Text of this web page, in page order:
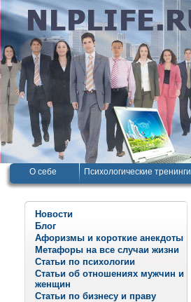
О себе Психологические тренинги
Новости
Блог
Афоризмы и короткие анекдоты
Метафоры на все случаи жизни
Статьи по психологии
Статьи об отношениях мужчин и
женщин
Статьи по бизнесу и праву